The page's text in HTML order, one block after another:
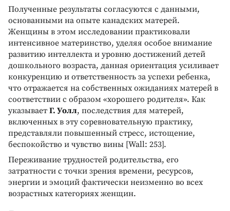
Полученные результаты согласуются с данными,
основанными на опыте канадских матерей.
Женщины в этом исследовании практиковали
интенсивное материнство, уделяя особое внимание
развитию интеллекта и уровню достижений детей
дошкольного возраста, данная ориентация усиливает
конкуренцию и ответственность за успехи ребенка,
что отражается на собственных ожиданиях матерей в
соответствии с образом «хорошего родителя». Как
указывает Г. Уолл, последствия для матерей,
включенных в эту соревновательную практику,
представляли повышенный стресс, истощение,
беспокойство и чувство вины [Wall: 253].
Переживание трудностей родительства, его
затратности с точки зрения времени, ресурсов,
энергии и эмоций фактически неизменно во всех
возрастных категориях женщин.